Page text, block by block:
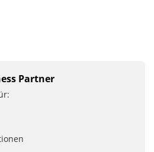
Partner